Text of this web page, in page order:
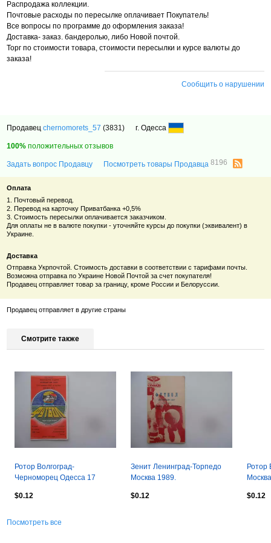
Распродажа коллекции.
Почтовые расходы по пересылке оплачивает Покупатель!
Все вопросы по программе до оформления заказа!
Доставка- заказ. бандеролью, либо Новой почтой.
Торг по стоимости товара, стоимости пересылки и курсе валюты до
заказа!
Сообщить о нарушении
Продавецchernomorets_57 (3831) г. Одесса
100% положительных отзывов
Задать вопрос Продавцу Посмотреть товары Продавца8196
Оплата
1. Почтовый перевод.
2. Перевод на карточку Приватбанка +0,5%
3. Стоимость пересылки оплачивается заказчиком.
Для оплаты не в валюте покупки - уточняйте курсы до покупки (эквивалент) в
Украине.
Доставка
Отправка Укрпочтой. Стоимость доставки в соответствии с тарифами почты.
Возможна отправка по Украине Новой Почтой за счет покупателя!
Продавец отправляет товар за границу, кроме России и Белоруссии.
Продавец отправляет в другие страны
Смотрите также
Ротор Волгоград-
Черноморец Одесса 17
$0.12
Зенит Ленинград-Торпедо
Москва 1989.
$0.12
Ротор
$0.12
Посмотреть все